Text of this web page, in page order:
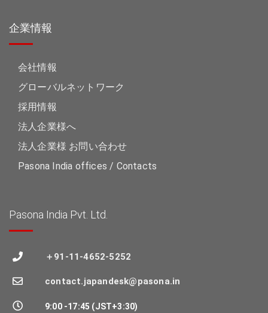
企業情報
会社情報
グローバルネットワーク
採用情報
法人企業様へ
法人企業様 お問い合わせ
Pasona India offices / Contacts
Pasona India Pvt. Ltd.
＋91-11-4652-5252
contact.japandesk@pasona.in
9:00 -17:45 (JST+3:30)